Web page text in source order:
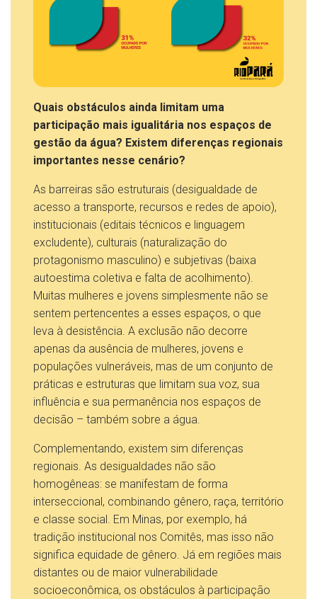
Quais obstáculos ainda limitam uma
participação mais igualitária nos espaços de
gestão da água? Existem diferenças regionais
importantes nesse cenário?
As barreiras são estruturais (desigualdade de
acesso a transporte, recursos e redes de apoio),
institucionais (editais técnicos e linguagem
excludente), culturais (naturalização do
protagonismo masculino) e subjetivas (baixa
autoestima coletiva e falta de acolhimento).
Muitas mulheres e jovens simplesmente não se
sentem pertencentes a esses espaços, o que
leva à desistência. A exclusão não decorre
apenas da ausência de mulheres, jovens e
populações vulneráveis, mas de um conjunto de
práticas e estruturas que limitam sua voz, sua
influência e sua permanência nos espaços de
decisão – também sobre a água.
Complementando, existem sim diferenças
regionais. As desigualdades não são
homogêneas: se manifestam de forma
interseccional, combinando gênero, raça, território
e classe social. Em Minas, por exemplo, há
tradição institucional nos Comitês, mas isso não
significa equidade de gênero. Já em regiões mais
distantes ou de maior vulnerabilidade
socioeconômica, os obstáculos à participação